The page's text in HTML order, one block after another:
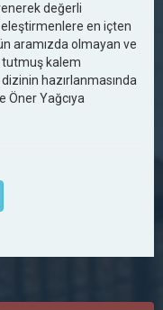
değerli
eleştirmenlere en içten
aramızda olmayan ve
tutmuş kalem
dizinin hazırlanmasında
Öner Yağcıya